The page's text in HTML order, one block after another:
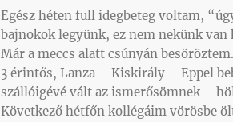
Egész héten full idegbeteg voltam,
bajnokok legyünk, ez nem nekünk van
Már a meccs alatt csúnyán
3 érintős, Lanza – Kiskirály – Eppel
szállóigévé vált az ismerősömnek –
Következő hétfőn kollégáim vörösbe